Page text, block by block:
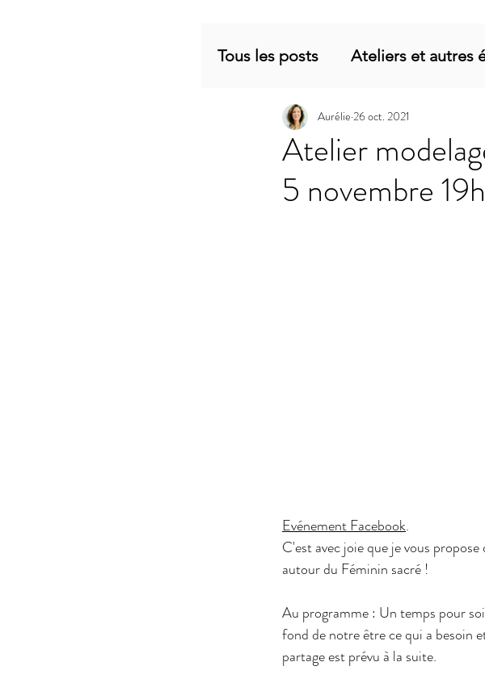
Tous les posts Ateliers et autres
Planning mensuel
Articles sujets divers Articles
Atelier
5 novembre
Aurélie 26 oct. 2021
Evénement Facebook.
C'est avec joie que je vous
autour du Féminin sacré !
Au programme : Un temps pour
fond de notre être ce qui a besoin
partage est prévu à la suite.